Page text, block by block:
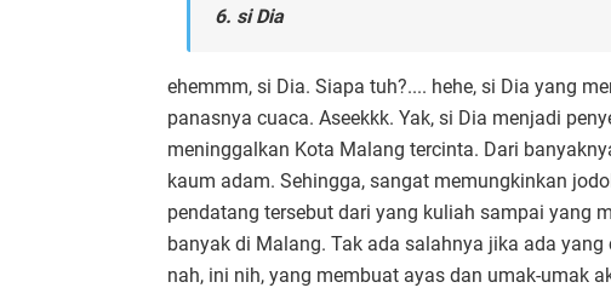
6. si Dia
ehemmm, si Dia. Siapa tuh?.... hehe, si Dia yang
panasnya cuaca. Aseekkk. Yak, si Dia menjadi
meninggalkan Kota Malang tercinta. Dari
kaum adam. Sehingga, sangat memungkinkan
pendatang tersebut dari yang kuliah sampai yang
banyak di Malang. Tak ada salahnya jika ada
nah, ini nih, yang membuat ayas dan umak-umak